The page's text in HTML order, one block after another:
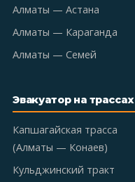
Алматы — Астана
Алматы — Караганда
Алматы — Семей
Эвакуатор на трассах
Капшагайская трасса
(Алматы — Конаев)
Кульджинский тракт